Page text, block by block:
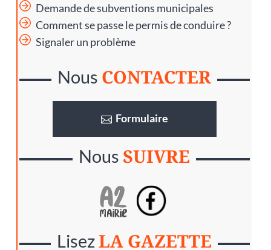
Demande de subventions municipales
Comment se passe le permis de conduire ?
Signaler un problème
Nous CONTACTER
Formulaire
Nous SUIVRE
LisezLA GAZETTE